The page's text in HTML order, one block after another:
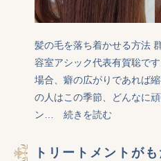
髪の毛を落ち着かせる方法
容室アシック代表有賀聡です
場合、癖の広がりであれば
の人はこの季節、どんなに
ン… 続きを読む
トリートメントが